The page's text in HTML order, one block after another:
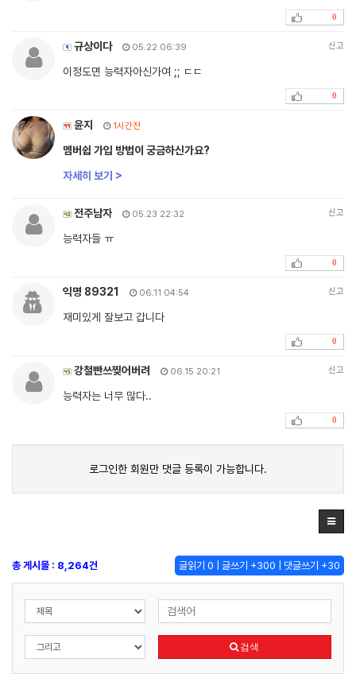
0
규상이다 05.22 06:39 신고
이정도면 능력자아신가여 ;; ㄷㄷ
0
윤지 1시간전
멤버쉽 가입 방법이 궁금하신가요?
자세히 보기 >
전주남자 05.23 22:32 신고
능력자들 ㅠ
0
익명 89321 06.11 04:54 신고
재미있게 잘보고 갑니다
0
강철빤쓰찢어버려 06.15 20:21 신고
능력자는 너무 많다..
0
로그인한 회원만 댓글 등록이 가능합니다.
글읽기 0 | 글쓰기 +300 | 댓글쓰기 +30
총 게시물 : 8,264건
검색